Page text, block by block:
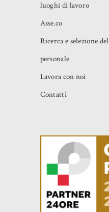
luoghi di lavoro
Asse.co
Ricerca e selezione del
personale
Lavora con noi
Contatti